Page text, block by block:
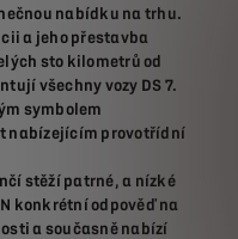
nabídku na trhu.
a jeho přestavba
sto kilometrů od
všechny vozy DS 7.
symbolem
nabízejícím provotřídní
stěží patrné, a nízké
konkrétní odpověď na
a současně nabízí